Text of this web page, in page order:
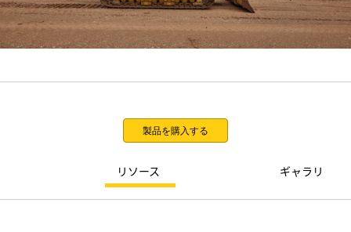
製品を購入する
リソース ギャラリ